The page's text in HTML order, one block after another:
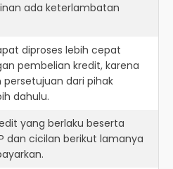
ada keterlambatan
diproses lebih cepat
pembelian kredit, karena
dari pihak
dahulu.
yang berlaku beserta
dan cicilan berikut lamanya